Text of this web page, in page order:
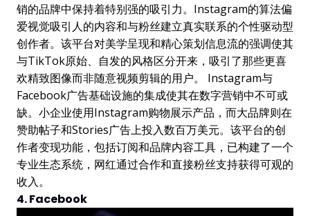
销的品牌中保持着特别强的吸引力。Instagram的算法偏
爱视觉吸引人的内容和与粉丝建立真实联系的个性驱动型
创作者。该平台对美学呈现和精心策划信息流的强调使其
与TikTok原始、自发的风格区分开来，吸引了那些更喜
欢精致图像而非随意视频剪辑的用户。 Instagram与
Facebook广告基础设施的集成使其在数字营销中不可或
缺。小企业使用Instagram购物展示产品，而大品牌则在
赞助帖子和Stories广告上投入数百万美元。该平台的创
作者变现功能，包括订阅和品牌内容工具，已构建了一个
专业生态系统，网红通过合作和直接粉丝支持获得可观的
收入。
4. Facebook